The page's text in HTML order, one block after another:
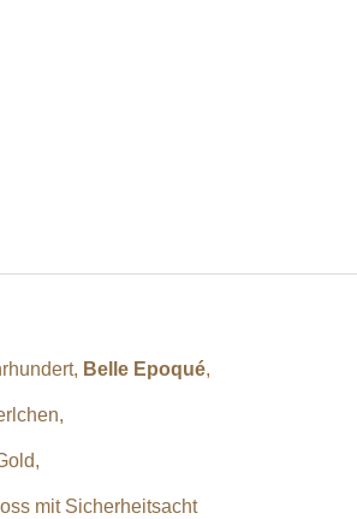
Belle Epoqué,
mit Sicherheitsacht